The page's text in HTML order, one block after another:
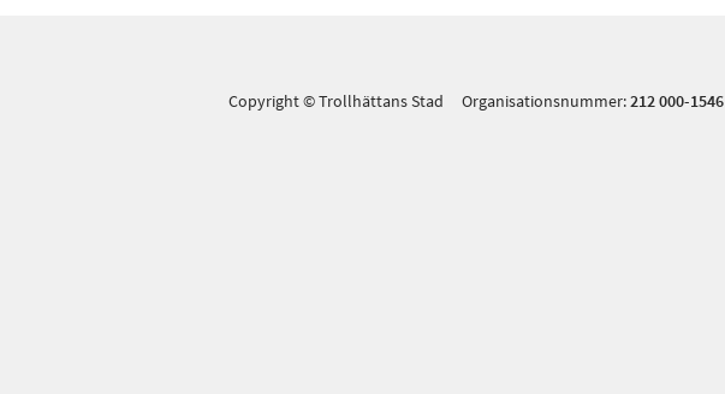
Copyright © Trollhättans Stad Organisationsnummer:212 000-1546